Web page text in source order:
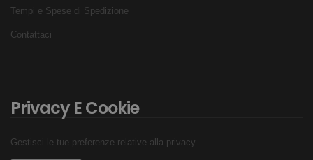
Tempi e Spese di Spedizione
Contattaci
Privacy E Cookie
Gestisci le tue preferenze relative alla privacy